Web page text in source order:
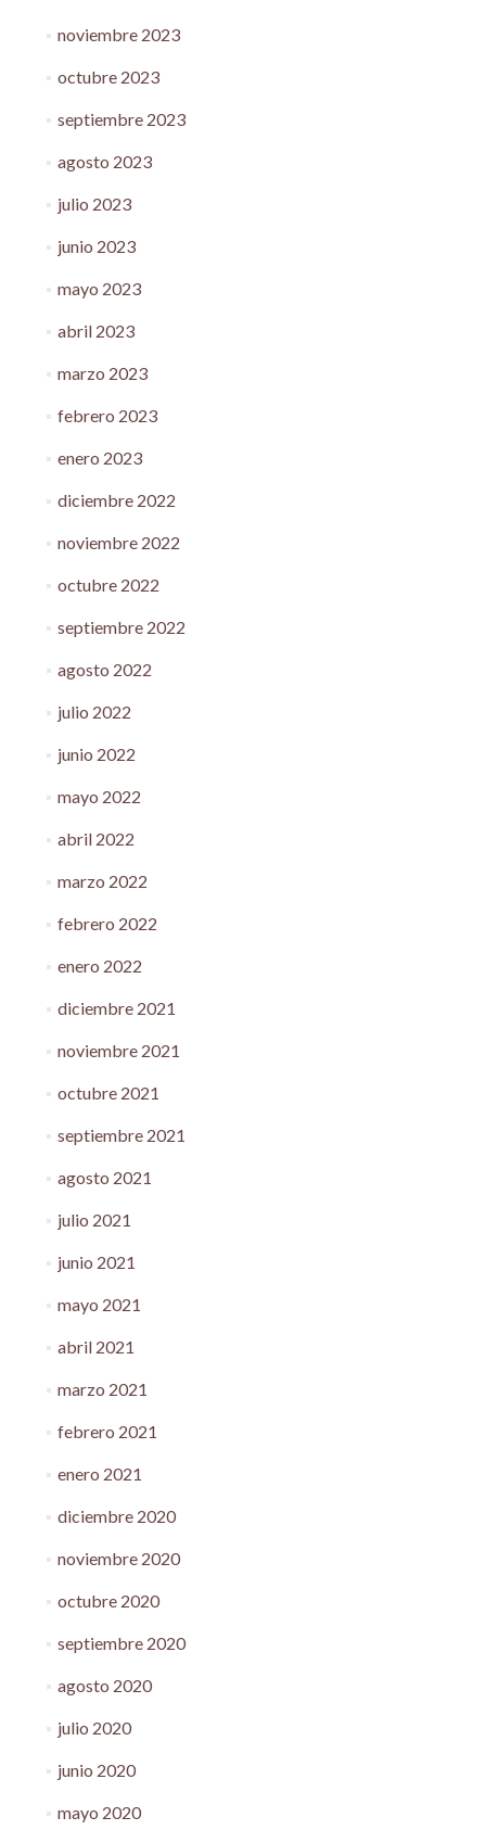
noviembre 2023
octubre 2023
septiembre 2023
agosto 2023
julio 2023
junio 2023
mayo 2023
abril 2023
marzo 2023
febrero 2023
enero 2023
diciembre 2022
noviembre 2022
octubre 2022
septiembre 2022
agosto 2022
julio 2022
junio 2022
mayo 2022
abril 2022
marzo 2022
febrero 2022
enero 2022
diciembre 2021
noviembre 2021
octubre 2021
septiembre 2021
agosto 2021
julio 2021
junio 2021
mayo 2021
abril 2021
marzo 2021
febrero 2021
enero 2021
diciembre 2020
noviembre 2020
octubre 2020
septiembre 2020
agosto 2020
julio 2020
junio 2020
mayo 2020